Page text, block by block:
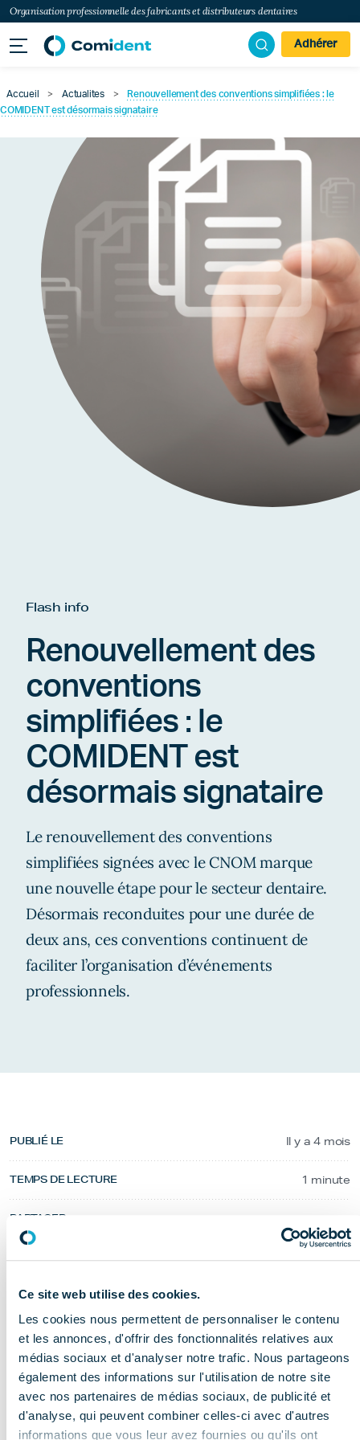
Ce site web utilise des cookies.
Les cookies nous permettent de personnaliser le contenu
et les annonces, d'offrir des fonctionnalités relatives aux
médias sociaux et d'analyser notre trafic. Nous partageons
également des informations sur l'utilisation de notre site
avec nos partenaires de médias sociaux, de publicité et
d'analyse, qui peuvent combiner celles-ci avec d'autres
informations que vous leur avez fournies ou qu'ils ont
Organisation professionnelle des fabricants et distributeurs dentaires
Adhérer
Accueil > Actualites >
Renouvellement des conventions simplifiées : le
COMIDENT est désormais signataire
Flash info
Renouvellement des
conventions
simplifiées : le
COMIDENT est
désormais signataire
Le renouvellement des conventions
simplifiées signées avec le CNOM marque
une nouvelle étape pour le secteur dentaire.
Désormais reconduites pour une durée de
deux ans, ces conventions continuent de
faciliter l’organisation d’événements
professionnels.
PUBLIÉ LE Il y a 4 mois
TEMPS DE LECTURE 1 minute
PARTAGER
toutefois d’une évolution majeure : pour la première fois,
le COMIDENT rejoint les organisations signataires. Cette
intégration constitue une avancée significative pour
l’ensemble des acteurs du secteur.
En effet, la présence du COMIDENT parmi les signataires